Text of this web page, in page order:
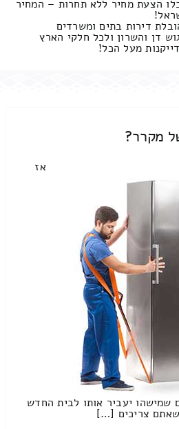
הצעת מחיר ללא תחרות – המחיר
דירות בתים ומשרדים
דן והשרון ולכל חלקי הארץ
מעל הכל!
מקרר?
אז
שמישהו יעביר אותו לבית החדש
צריכים […]